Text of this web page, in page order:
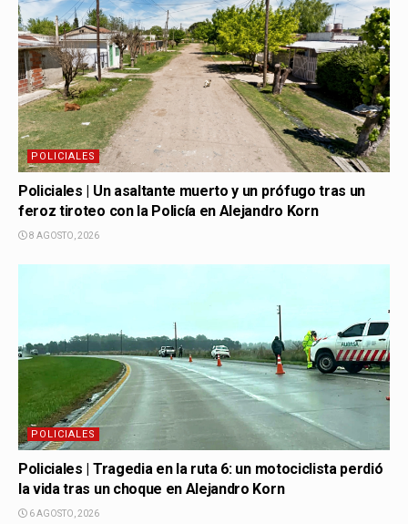
POLICIALES
Policiales | Un asaltante muerto y un prófugo tras un
feroz tiroteo con la Policía en Alejandro Korn
8 AGOSTO, 2026
POLICIALES
Policiales | Tragedia en la ruta 6: un motociclista perdió
la vida tras un choque en Alejandro Korn
6 AGOSTO, 2026